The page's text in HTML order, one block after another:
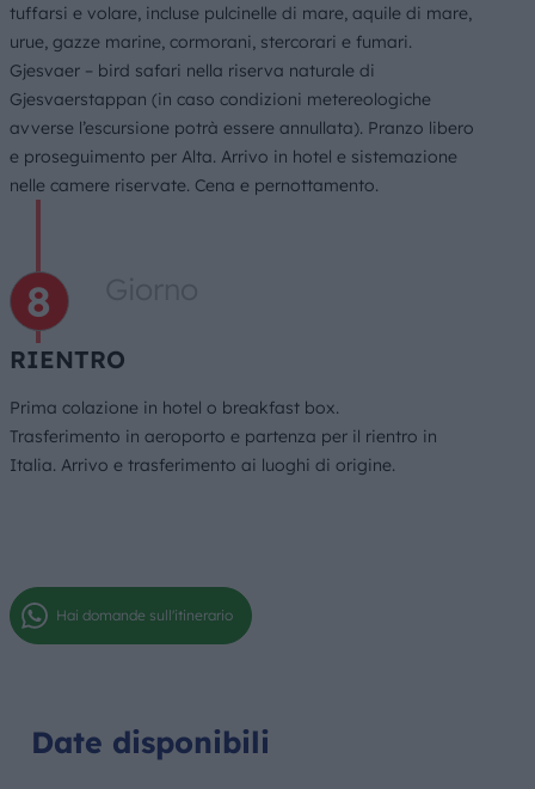
tuffarsi e volare, incluse pulcinelle di mare, aquile di mare,
urue, gazze marine, cormorani, stercorari e fumari.
Gjesvaer – bird safari nella riserva naturale di
Gjesvaerstappan (in caso condizioni metereologiche
avverse l’escursione potrà essere annullata). Pranzo libero
e proseguimento per Alta. Arrivo in hotel e sistemazione
nelle camere riservate. Cena e pernottamento.
RIENTRO
Prima colazione in hotel o breakfast box.
Trasferimento in aeroporto e partenza per il rientro in
Italia. Arrivo e trasferimento ai luoghi di origine.
Hai domande sull'itinerario
Date disponibili